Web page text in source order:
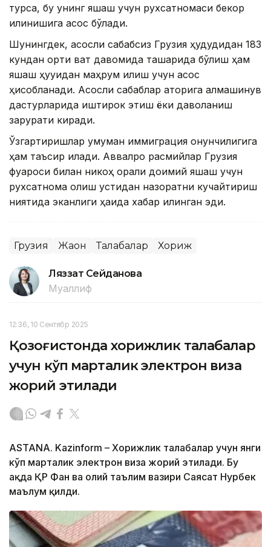
турса, бу унинг яшаш учун рухсатномаси бекор
қилинишига асос бўлади.
Шунингдек, асосли сабабсиз Грузия ҳудудидан 183
кундан ортиқ вақт давомида ташқарида бўлиш ҳам
яшаш ҳуқуқидан маҳрум қилиш учун асос
ҳисобланади. Асосли сабаблар қаторига алмашинув
дастурларида иштирок этиш ёки даволаниш
зарурати киради.
Ўзгартиришлар умуман иммиграция қонунчилигига
ҳам таъсир қилади. Аввалроқ расмийлар Грузия
фуқароси билан никоҳ орқали доимий яшаш учун
рухсатнома олиш устидан назоратни кучайтириш
ниятида эканлиги ҳақида хабар қилинган эди.
Грузия Жаҳон Талабалар Хориж
Ляззат Сейданова
Муаллиф
12:36, 10 Сентябр 2025
Қозоғистонда хорижлик талабалар
учун кўп марталик электрон виза
жорий этилади
ASTANA. Kazinform – Хорижлик талабалар учун янги
кўп марталик электрон виза жорий этилади. Бу
ҳақда ҚР Фан ва олий таълим вазири Саясат Нурбек
маълум қилди.